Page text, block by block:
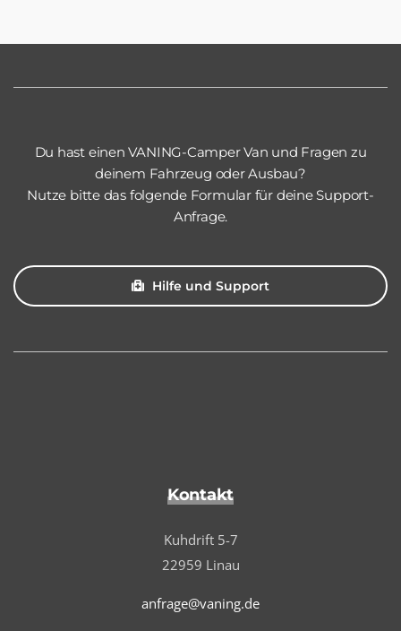
können
auf
der
Produktseite
werden
Du hast einen VANING-Camper Van und Fragen zu
deinem Fahrzeug oder Ausbau?
Nutze bitte das folgende Formular für deine Support-
Anfrage.
Hilfe und Support
Kontakt
Kuhdrift 5-7
22959 Linau
anfrage@vaning.de